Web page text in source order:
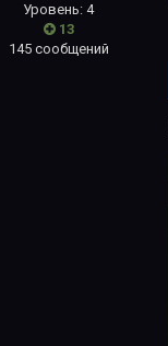
Уровень: 4
13
145 сообщений